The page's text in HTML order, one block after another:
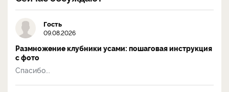
Гость
09.08.2026
Размножение клубники усами: пошаговая инструкция
с фото
Спасибо...